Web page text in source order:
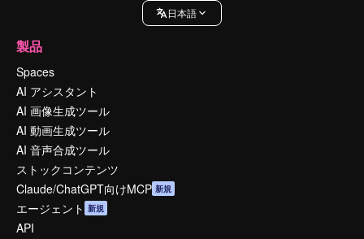
日本語
製品
Spaces
AI アシスタント
AI 画像生成ツール
AI 動画生成ツール
AI 音声合成ツール
ストックコンテンツ
Claude/ChatGPT向けMCP 新規
エージェント 新規
API